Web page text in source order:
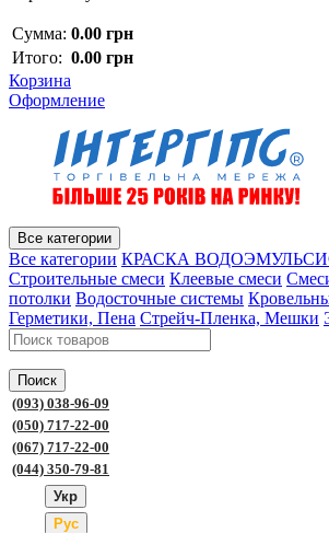
Сумма: 0.00 грн
Итого: 0.00 грн
Корзина
Оформление
Все категории
Все категории КРАСКА
Строительные смеси Клеевые смеси
потолки Водосточные системы
Герметики, Пена Стрейч-Пленка, Мешки
Поиск
(093) 038-96-09
(050) 717-22-00
(067) 717-22-00
(044) 350-79-81
Укр
Рус